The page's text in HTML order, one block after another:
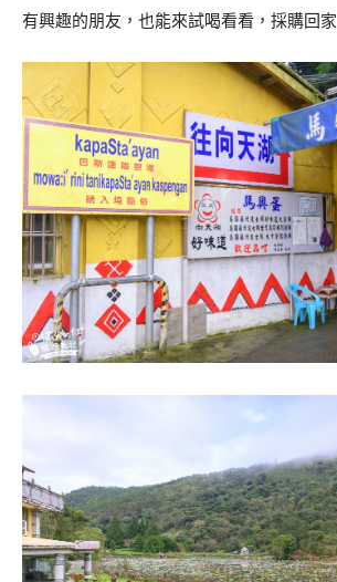
有興趣的朋友，也能來試喝看看，採購回家